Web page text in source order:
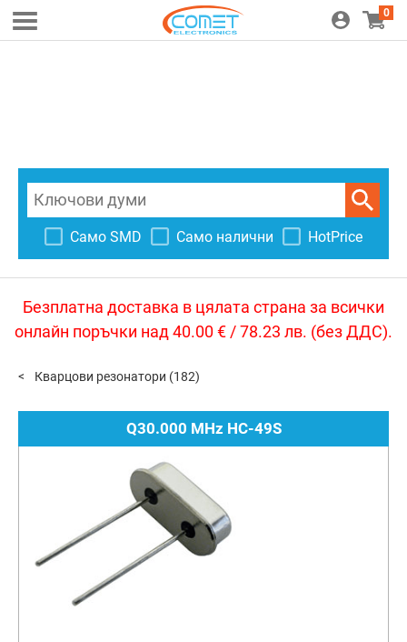
0
Само SMD Само налични HotPrice
Безплатна доставка в цялата страна за всички
онлайн поръчки над 40.00 € / 78.23 лв. (без ДДС).
Кварцови резонатори (182)
Q30.000 MHz HC-49S